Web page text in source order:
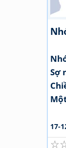
Sợ
17-
☆